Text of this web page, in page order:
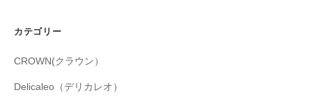
カテゴリー
CROWN(クラウン）
Delicaleo（デリカレオ）